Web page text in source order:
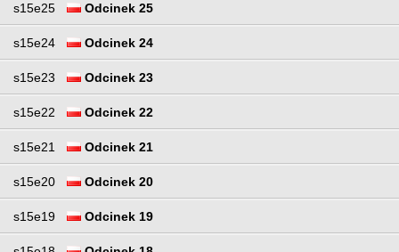
s15e25 Odcinek 25
s15e24 Odcinek 24
s15e23 Odcinek 23
s15e22 Odcinek 22
s15e21 Odcinek 21
s15e20 Odcinek 20
s15e19 Odcinek 19